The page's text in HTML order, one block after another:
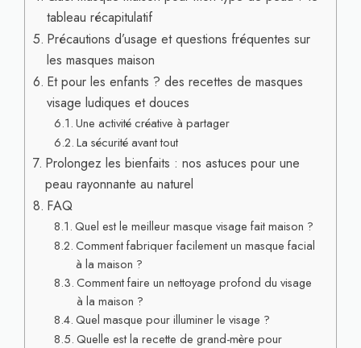
tableau récapitulatif
Précautions d’usage et questions fréquentes sur
les masques maison
Et pour les enfants ? des recettes de masques
visage ludiques et douces
Une activité créative à partager
La sécurité avant tout
Prolongez les bienfaits : nos astuces pour une
peau rayonnante au naturel
FAQ
Quel est le meilleur masque visage fait maison ?
Comment fabriquer facilement un masque facial
à la maison ?
Comment faire un nettoyage profond du visage
à la maison ?
Quel masque pour illuminer le visage ?
Quelle est la recette de grand-mère pour